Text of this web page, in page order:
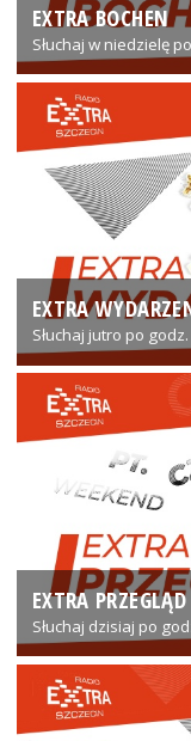
EXTRA BOCHEN
Słuchaj w niedzielę
EXTRA
Słuchaj jutro po
EXTRA
Słuchaj dzisiaj po